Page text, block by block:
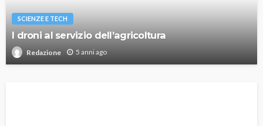
SCIENZE E TECH
I droni al servizio dell’agricoltura
Redazione 5 anni ago